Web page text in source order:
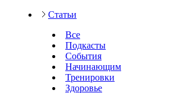
Статьи
Все
Подкасты
События
Начинающим
Тренировки
Здоровье